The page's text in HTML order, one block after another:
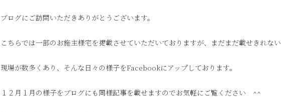
ブログにご訪問いただきありがとうございます。
こちらでは一部のお施主様宅を掲載させていただいておりますが、まだまだ載せきれない
現場が数多くあり、そんな日々の様子をFacebookにアップしております。
１２月１月の様子をブログにも同様記事を載せますのでお気軽にご覧ください ^^